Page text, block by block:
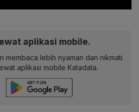
aplikasi mobile.
membaca lebih nyaman dan nikmati
aplikasi mobile Katadata.